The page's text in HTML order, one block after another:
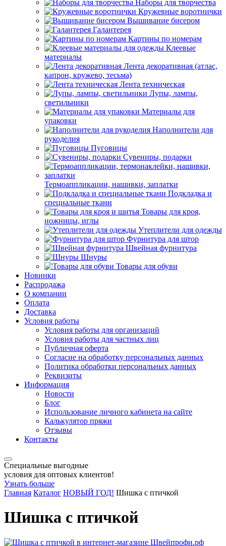
Наборы для творчества
Кружевные воротнички
Вышивание бисером
Галантерея
Картины по номерам
Клеевые
материалы
Лента декоративная (атлас,
капрон, кружево, тесьма)
Лента техническая
Лупы, лампы,
светильники
Материалы для
упаковки
Наполнители для
рукоделия
Пуговицы
Сувениры, подарки
Термоаппликации, нашивки, заплатки
Подкладка и
специальные ткани
Товары для кроя,
ножницы, иглы
Утеплители для одежды
Фурнитура для штор
Швейная фурнитура
Шнуры
Товары для обуви
Новинки
Распродажа
О компании
Оплата
Доставка
Условия работы
Условия работы для организаций
Условия работы для частных лиц
Публичная оферта
Согласие на обработку персональных данных
Политика обработки персональных данных
Реквизиты
Информация
Новости
Блог
Использование личного кабинета на сайте
Калькулятор пряжи
Отзывы
Контакты
Специальные выгодные
условия для оптовых клиентов!
Узнать больше
Главная Каталог НОВЫЙ ГОД! Шишка с птичкой
Шишка с птичкой